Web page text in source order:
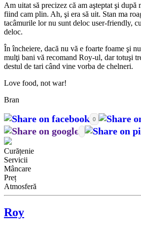
Am uitat să precizez că am aşteptat şi după
fiind cam plin. Ah, şi era să uit. Stan ma
tacâmurile lor nu sunt deloc user-friendly,
deloc.
În încheiere, dacă nu vă e foarte foame şi
mulţi bani vă recomand Roy-ul, dar totuşi
destul de tari când vine vorba de chelneri.
Love food, not war!
Bran
0
Curățenie
Servicii
Mâncare
Preț
Atmosferă
Roy